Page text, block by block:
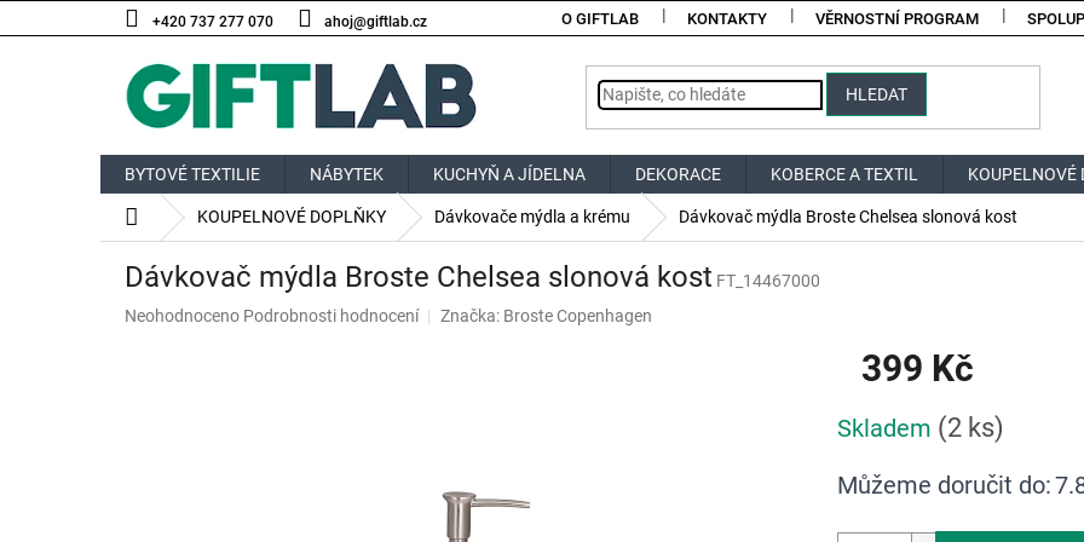
na
+420 737 277 070 ahoj@giftlab.cz O GIFTLAB KONTAKTY VĚRNOSTNÍ PROGRAM
HLEDAT
BYTOVÉ TEXTILIE NÁBYTEK KUCHYŇ A JÍDELNA DEKORACE KOBERCE A TEXTIL KOUPELNOVÉ
Domů KOUPELNOVÉ DOPLŇKY Dávkovače mýdla a krému Dávkovač mýdla Broste Chelsea slonová kost
Dávkovač mýdla Broste Chelsea slonová kost FT_14467000
Průměrné
Neohodnoceno Podrobnosti hodnocení Značka: Broste Copenhagen
399 Kč
cena:
Skladem (2 ks)
Můžeme doručit do: